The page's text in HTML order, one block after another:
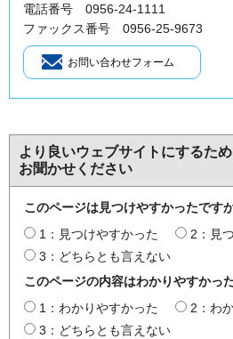
電話番号 0956-24-1111
ファックス番号 0956-25-9673
より良いウェブサイトにするた
お聞かせください
このページは見つけやすかったです
1：見つけやすかった
2：見
3：どちらとも言えない
このページの内容はわかりやすかっ
1：わかりやすかった
2：わ
3：どちらとも言えない